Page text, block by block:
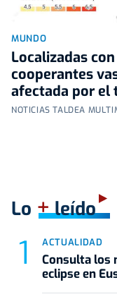
MUNDO
Localizadas
cooperantes
afectada por el
NOTICIAS TALDEA
Lo +leído
ACTUALIDAD
Consulta los
eclipse en